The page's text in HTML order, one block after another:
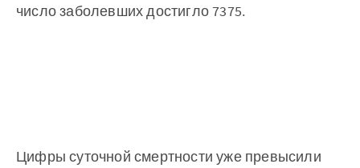
число заболевших достигло 7375.
Цифры суточной смертности уже превысили